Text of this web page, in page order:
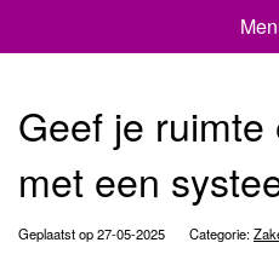
Geef je
met een
Geplaatst op 27-05-2025 Categorie: